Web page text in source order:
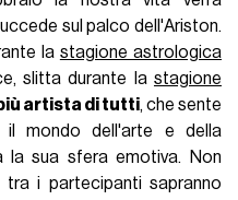
sul palco dell'Ariston.
la stagione astrologica
slitta durante la stagione
artista di tutti, che sente
il mondo dell'arte e della
la sua sfera emotiva. Non
tra i partecipanti sapranno